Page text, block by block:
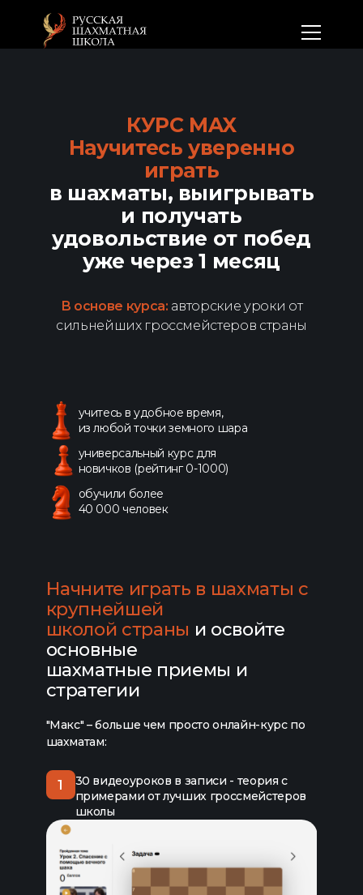
КУРС MAX
Научитесь уверенно
играть
в шахматы, выигрывать
и получать
удовольствие от побед
уже через 1 месяц
В основе курса: авторские уроки от
сильнейших гроссмейстеров страны
учитесь в удобное время,
из любой точки земного шара
универсальный курс для
новичков (рейтинг 0-1000)
обучили более
40 000 человек
Начните играть в шахматы с
крупнейшей
школой страны и освойте
основные
шахматные приемы и
стратегии
"Макс" – больше чем просто онлайн-курс по
шахматам:
1
30 видеоуроков в записи - теория с
примерами от лучших гроссмейстеров
школы